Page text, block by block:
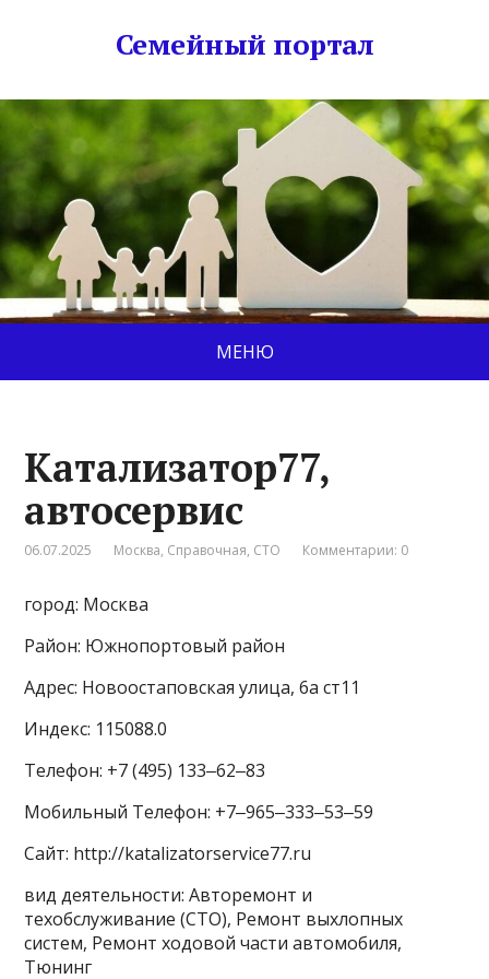
Семейный портал
МЕНЮ
Катализатор77,
автосервис
06.07.2025 Москва, Справочная, СТО Комментарии: 0
город: Москва
Район: Южнопортовый район
Адрес: Новоостаповская улица, 6а ст11
Индекс: 115088.0
Телефон: +7 (495) 133‒62‒83
Мобильный Телефон: +7‒965‒333‒53‒59
Сайт: http://katalizatorservice77.ru
вид деятельности: Авторемонт и
техобслуживание (СТО), Ремонт выхлопных
систем, Ремонт ходовой части автомобиля,
Тюнинг